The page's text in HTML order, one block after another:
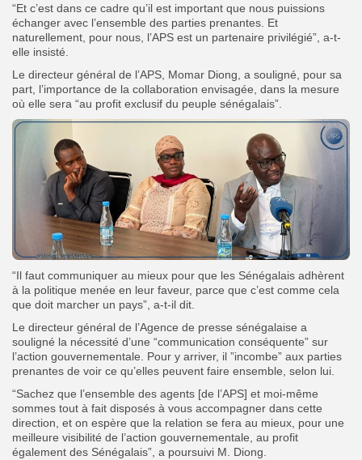
“Et c’est dans ce cadre qu’il est important que nous puissions
échanger avec l’ensemble des parties prenantes. Et
naturellement, pour nous, l’APS est un partenaire privilégié”, a-t-
elle insisté.
Le directeur général de l’APS, Momar Diong, a souligné, pour sa
part, l’importance de la collaboration envisagée, dans la mesure
où elle sera “au profit exclusif du peuple sénégalais”.
“Il faut communiquer au mieux pour que les Sénégalais adhèrent
à la politique menée en leur faveur, parce que c’est comme cela
que doit marcher un pays”, a-t-il dit.
Le directeur général de l’Agence de presse sénégalaise a
souligné la nécessité d’une “communication conséquente” sur
l’action gouvernementale. Pour y arriver, il ”incombe” aux parties
prenantes de voir ce qu’elles peuvent faire ensemble, selon lui.
“Sachez que l’ensemble des agents [de l’APS] et moi-même
sommes tout à fait disposés à vous accompagner dans cette
direction, et on espère que la relation se fera au mieux, pour une
meilleure visibilité de l’action gouvernementale, au profit
également des Sénégalais”, a poursuivi M. Diong.